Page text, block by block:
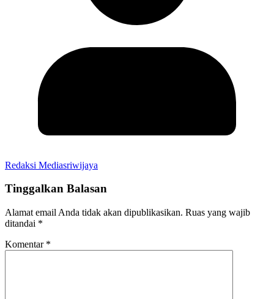
Redaksi Mediasriwijaya
Tinggalkan Balasan
Alamat email Anda tidak akan dipublikasikan. Ruas yang wajib
ditandai *
Komentar *